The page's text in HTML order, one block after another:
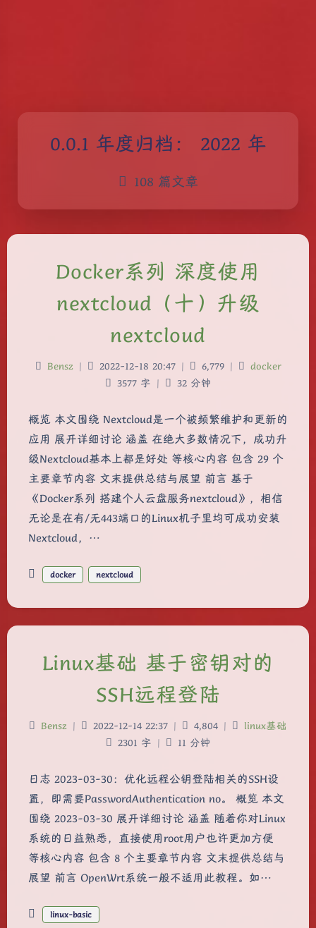
年度归档： 2022 年
108 篇文章
Docker系列 深度使用
nextcloud（十）升级
nextcloud
Bensz | 2022-12-18 20:47 | 6,779 |
docker
3577 字 | 32 分钟
概览 本文围绕 Nextcloud是一个被频繁维护和更新的
应用 展开详细讨论 涵盖 在绝大多数情况下，成功升
级Nextcloud基本上都是好处 等核心内容 包含 29 个
主要章节内容 文末提供总结与展望 前言 基于
《Docker系列 搭建个人云盘服务nextcloud》，相信
无论是在有/无443端口的Linux机子里均可成功安装
Nextcloud，…
docker nextcloud
Linux基础 基于密钥对的
SSH远程登陆
Bensz | 2022-12-14 22:37 | 4,804 |
linux基础
2301 字 | 11 分钟
日志 2023-03-30：优化远程公钥登陆相关的SSH设
置，即需要PasswordAuthentication no。 概览 本文
围绕 2023-03-30 展开详细讨论 涵盖 随着你对Linux
系统的日益熟悉，直接使用root用户也许更加方便
等核心内容 包含 8 个主要章节内容 文末提供总结与
展望 前言 OpenWrt系统一般不适用此教程。如…
linux-basic